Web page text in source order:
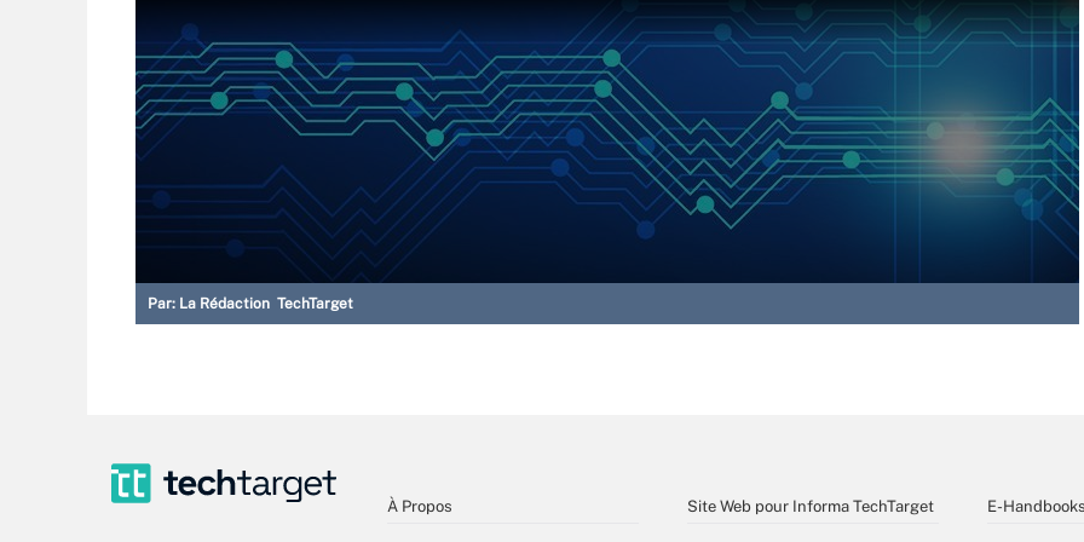
Par: La Rédaction TechTarget
À Propos Site Web pour Informa TechTarget E-